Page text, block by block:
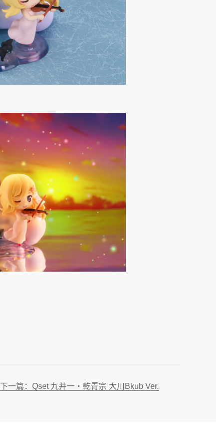
下一篇：Qset 九井一・乾青宗 大川Bkub Ver.